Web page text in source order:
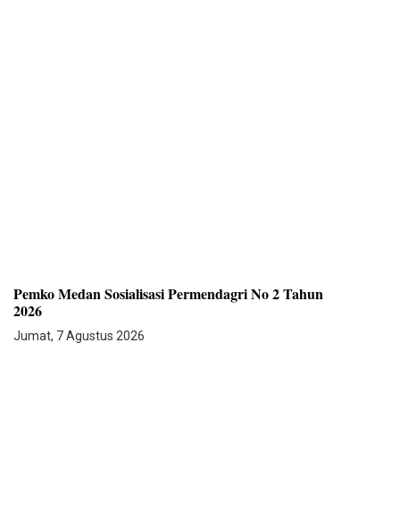
Pemko Medan Sosialisasi Permendagri No 2 Tahun
2026
Jumat, 7 Agustus 2026